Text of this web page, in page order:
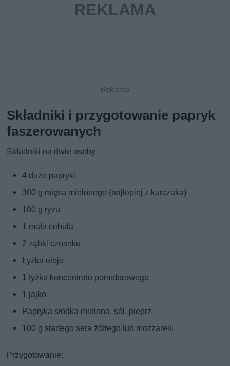
Składniki i przygotowanie papryk
faszerowanych
Składniki na dwie osoby:
4 duże papryki
300 g mięsa mielonego (najlepiej z kurczaka)
100 g ryżu
1 mała cebula
2 ząbki czosnku
Łyżka oleju
1 łyżka koncentratu pomidorowego
1 jajko
Papryka słodka mielona, sól, pieprz
100 g startego sera żółtego lub mozzarelli
Przygotowanie: